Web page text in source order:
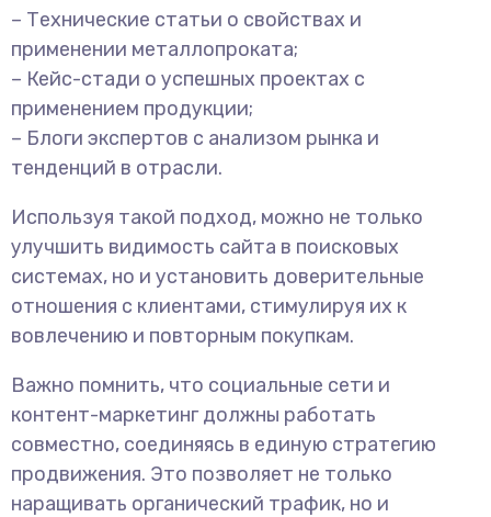
– Технические статьи о свойствах и
применении металлопроката;
– Кейс-стади о успешных проектах с
применением продукции;
– Блоги экспертов с анализом рынка и
тенденций в отрасли.
Используя такой подход, можно не только
улучшить видимость сайта в поисковых
системах, но и установить доверительные
отношения с клиентами, стимулируя их к
вовлечению и повторным покупкам.
Важно помнить, что социальные сети и
контент-маркетинг должны работать
совместно, соединяясь в единую стратегию
продвижения. Это позволяет не только
наращивать органический трафик, но и